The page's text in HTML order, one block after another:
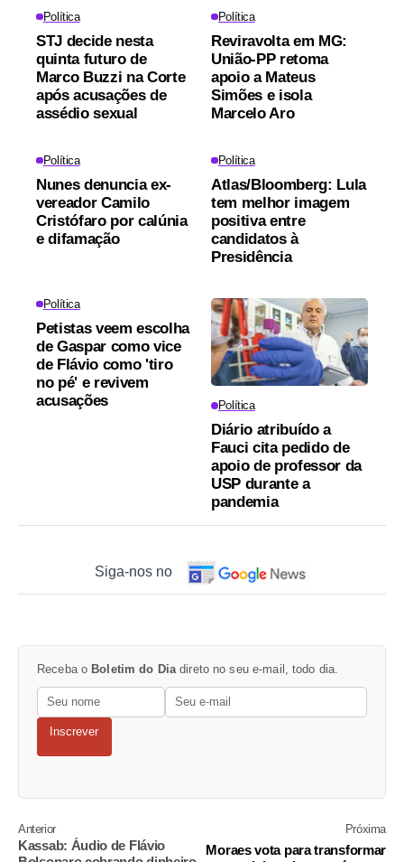
Política
STJ decide nesta
quinta futuro de
Marco Buzzi na Corte
após acusações de
assédio sexual
Política
Reviravolta em MG:
União-PP retoma
apoio a Mateus
Simões e isola
Marcelo Aro
Política
Nunes denuncia ex-
vereador Camilo
Cristófaro por calúnia
e difamação
Política
Atlas/Bloomberg: Lula
tem melhor imagem
positiva entre
candidatos à
Presidência
Política
Petistas veem escolha
de Gaspar como vice
de Flávio como 'tiro
no pé' e revivem
acusações
Política
Diário atribuído a
Fauci cita pedido de
apoio de professor da
USP durante a
pandemia
Siga-nos no
Receba o Boletim do Diadireto no seu e-mail, todo dia.
Inscrever
Anterior
Kassab: Áudio de Flávio
Próxima
Moraes vota para transformar